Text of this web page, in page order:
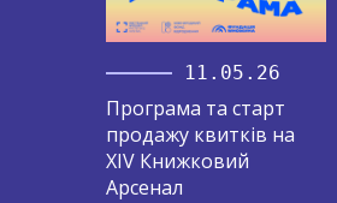
11.05.26
Програма та старт
продажу квитків на
XIV Книжковий
Арсенал